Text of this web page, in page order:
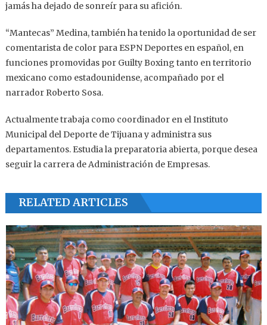
jamás ha dejado de sonreír para su afición.
“Mantecas” Medina, también ha tenido la oportunidad de ser
comentarista de color para ESPN Deportes en español, en
funciones promovidas por Guilty Boxing tanto en territorio
mexicano como estadounidense, acompañado por el
narrador Roberto Sosa.
Actualmente trabaja como coordinador en el Instituto
Municipal del Deporte de Tijuana y administra sus
departamentos. Estudia la preparatoria abierta, porque desea
seguir la carrera de Administración de Empresas.
RELATED ARTICLES